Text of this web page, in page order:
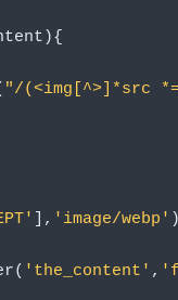
){
"/
], 'image/webp'
( 'the_content' ,